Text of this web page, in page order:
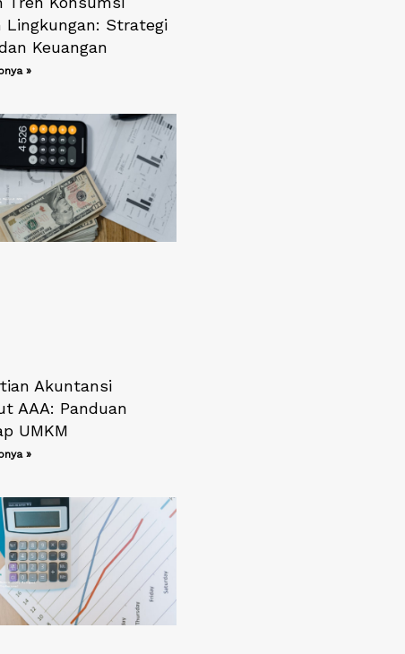
Lingkungan: Strategi
Keuangan
»
Akuntansi
AAA: Panduan
UMKM
»